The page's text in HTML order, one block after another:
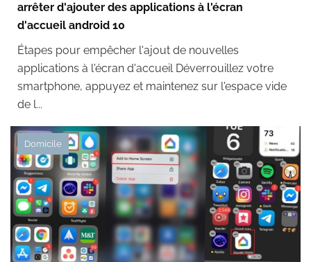
arrêter d'ajouter des applications à l'écran
d'accueil android 10
Étapes pour empêcher l'ajout de nouvelles
applications à l'écran d'accueil Déverrouillez votre
smartphone, appuyez et maintenez sur l'espace vide
de l...
Domicile